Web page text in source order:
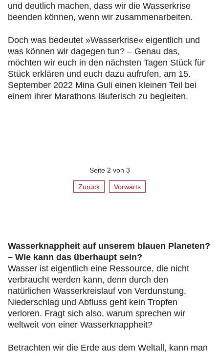
und deutlich machen, dass wir die Wasserkrise
beenden können, wenn wir zusammenarbeiten.
Doch was bedeutet »Wasserkrise« eigentlich und
was können wir dagegen tun? – Genau das,
möchten wir euch in den nächsten Tagen Stück für
Stück erklären und euch dazu aufrufen, am 15.
September 2022 Mina Guli einen kleinen Teil bei
einem ihrer Marathons läuferisch zu begleiten.
Seite 2 von 3
Zurück Vorwärts
Wasserknappheit auf unserem blauen Planeten?
– Wie kann das überhaupt sein?
Wasser ist eigentlich eine Ressource, die nicht
verbraucht werden kann, denn durch den
natürlichen Wasserkreislauf von Verdunstung,
Niederschlag und Abfluss geht kein Tropfen
verloren. Fragt sich also, warum sprechen wir
weltweit von einer Wasserknappheit?
Betrachten wir die Erde aus dem Weltall, kann man